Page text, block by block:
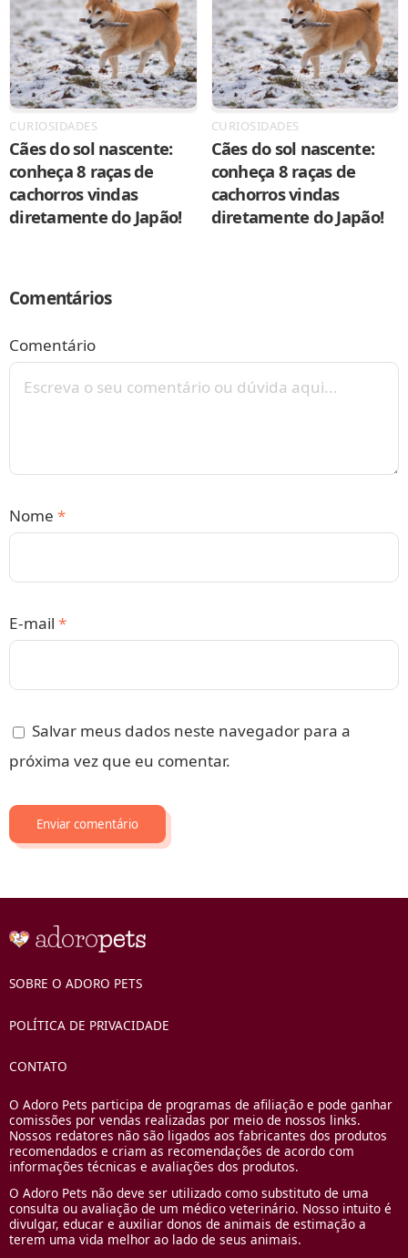
CURIOSIDADES
Cães do sol nascente:
conheça 8 raças de
cachorros vindas
diretamente do Japão!
CURIOSIDADES
Cães do sol nascente:
conheça 8 raças de
cachorros vindas
diretamente do Japão!
Comentários
Comentário
Nome *
E-mail *
Salvar meus dados neste navegador para a
próxima vez que eu comentar.
SOBRE O ADORO PETS
POLÍTICA DE PRIVACIDADE
CONTATO
O Adoro Pets participa de programas de afiliação e pode ganhar
comissões por vendas realizadas por meio de nossos links.
Nossos redatores não são ligados aos fabricantes dos produtos
recomendados e criam as recomendações de acordo com
informações técnicas e avaliações dos produtos.
O Adoro Pets não deve ser utilizado como substituto de uma
consulta ou avaliação de um médico veterinário. Nosso intuito é
divulgar, educar e auxiliar donos de animais de estimação a
terem uma vida melhor ao lado de seus animais.